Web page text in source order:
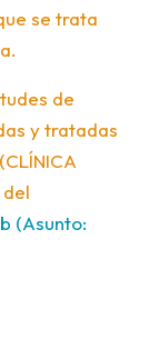
se trata
de
y tratadas
del
(Asunto: